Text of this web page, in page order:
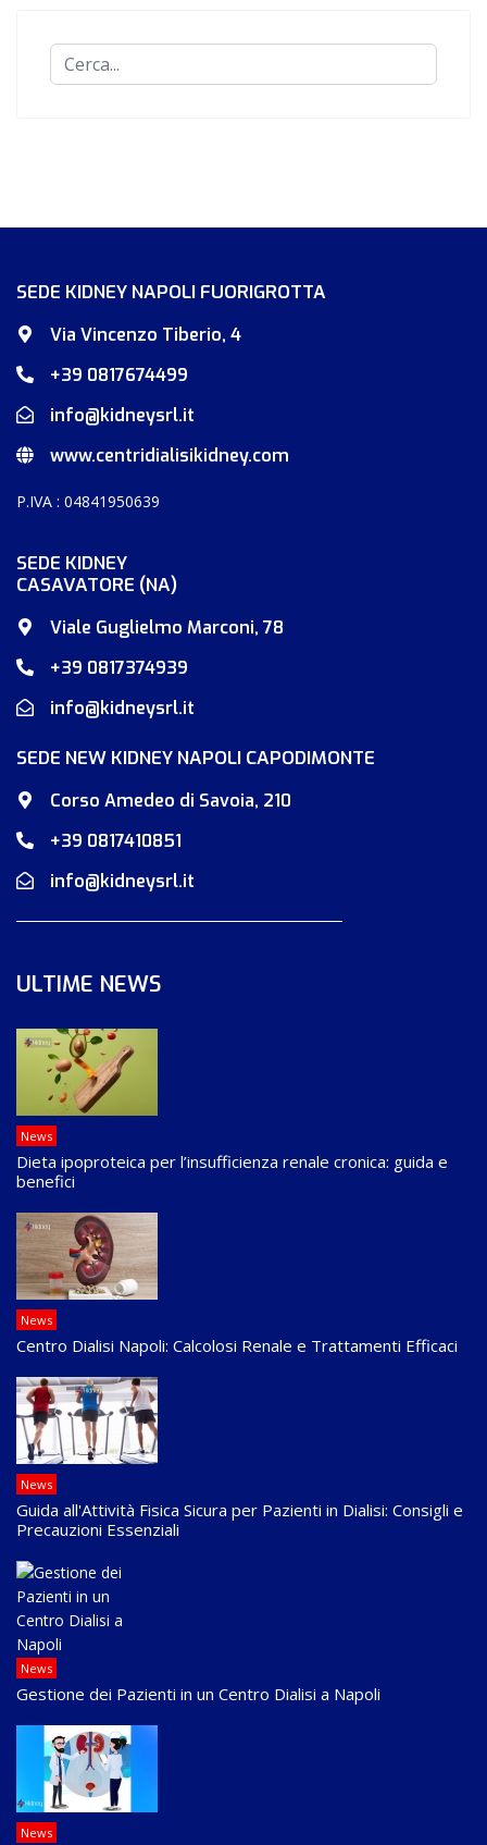
Cerca...
SEDE KIDNEY NAPOLI FUORIGROTTA
Via Vincenzo Tiberio, 4
+39 0817674499
info@kidneysrl.it
www.centridialisikidney.com
P.IVA : 04841950639
SEDE KIDNEY
CASAVATORE (NA)
Viale Guglielmo Marconi, 78
+39 0817374939
info@kidneysrl.it
SEDE NEW KIDNEY NAPOLI CAPODIMONTE
Corso Amedeo di Savoia, 210
+39 0817410851
info@kidneysrl.it
ULTIME NEWS
News
Dieta ipoproteica per l’insufficienza renale cronica: guida e
benefici
News
Centro Dialisi Napoli: Calcolosi Renale e Trattamenti Efficaci
News
Guida all'Attività Fisica Sicura per Pazienti in Dialisi: Consigli e
Precauzioni Essenziali
News
Gestione dei Pazienti in un Centro Dialisi a Napoli
News